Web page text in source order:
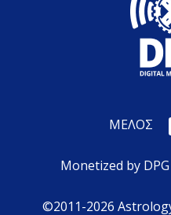
ΜΕΛΟΣ
Monetized by
©2011-2026